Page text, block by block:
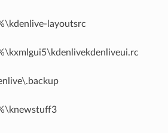
layoutsrc